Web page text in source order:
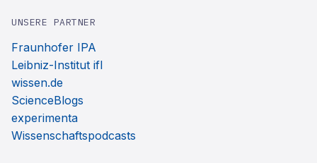
UNSERE PARTNER
Fraunhofer IPA
Leibniz-Institut ifl
wissen.de
ScienceBlogs
experimenta
Wissenschaftspodcasts